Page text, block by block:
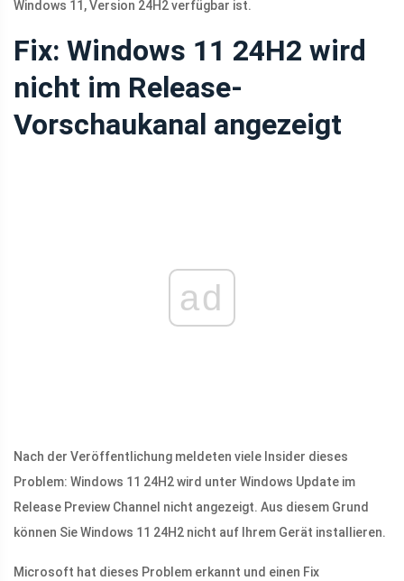
Windows 11, Version 24H2 verfügbar ist.
Fix: Windows 11 24H2 wird
nicht im Release-
Vorschaukanal angezeigt
ad
Nach der Veröffentlichung meldeten viele Insider dieses
Problem: Windows 11 24H2 wird unter Windows Update im
Release Preview Channel nicht angezeigt. Aus diesem Grund
können Sie Windows 11 24H2 nicht auf Ihrem Gerät installieren.
Microsoft hat dieses Problem erkannt und einen Fix